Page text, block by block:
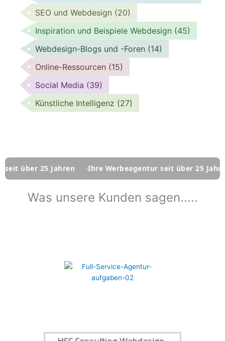
SEO und Webdesign (20)
Inspiration und Beispiele Webdesign (45)
Webdesign-Blogs und -Foren (14)
Online-Ressourcen (15)
Social Media (39)
Künstliche Intelligenz (27)
25 Jahren Ihre Werbeagentur seit über 25 Jahren
Was unsere Kunden sagen.....